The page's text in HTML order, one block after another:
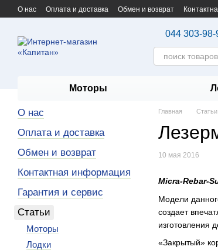
Перейти к основному контенту
О нас Оплата и доставка Обмен и возврат
044 303-98-
Моторы
Главная Статьи
10 мая 2016
Micra-Rebar-
Модели
создает
изготовления
«Закрытый»
О нас
Оплата и доставка
Обмен и возврат
Контактная информация
Гарантия и сервис
Статьи
Моторы
Лодки